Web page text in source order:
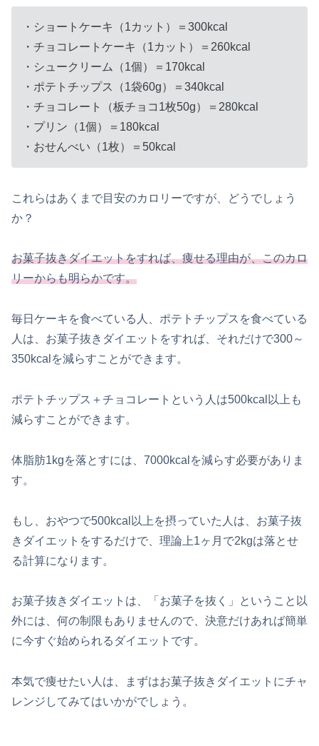
・ショートケーキ（1カット）＝300kcal
・チョコレートケーキ（1カット）＝260kcal
・シュークリーム（1個）＝170kcal
・ポテトチップス（1袋60g）＝340kcal
・チョコレート（板チョコ1枚50g）＝280kcal
・プリン（1個）＝180kcal
・おせんべい（1枚）＝50kcal
これらはあくまで目安のカロリーですが、どうでしょう
か？
お菓子抜きダイエットをすれば、痩せる理由が、このカロ
リーからも明らかです。
毎日ケーキを食べている人、ポテトチップスを食べている
人は、お菓子抜きダイエットをすれば、それだけで300～
350kcalを減らすことができます。
ポテトチップス＋チョコレートという人は500kcal以上も
減らすことができます。
体脂肪1kgを落とすには、7000kcalを減らす必要がありま
す。
もし、おやつで500kcal以上を摂っていた人は、お菓子抜
きダイエットをするだけで、理論上1ヶ月で2kgは落とせ
る計算になります。
お菓子抜きダイエットは、「お菓子を抜く」ということ以
外には、何の制限もありませんので、決意だけあれば簡単
に今すぐ始められるダイエットです。
本気で痩せたい人は、まずはお菓子抜きダイエットにチャ
レンジしてみてはいかがでしょう。